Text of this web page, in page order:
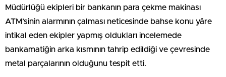
Müdürlüğü ekipleri bir bankanın para çekme makinası
ATM’sinin alarmının çalması neticesinde bahse konu yâre
intikal eden ekipler yapmış oldukları incelemede
bankamatiğin arka kısmının tahrip edildiği ve çevresinde
metal parçalarının olduğunu tespit etti.